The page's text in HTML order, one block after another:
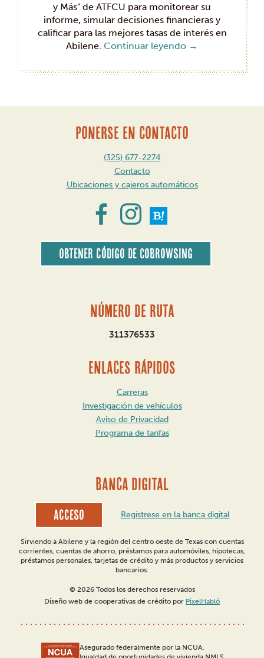
y Más" de ATFCU para monitorear su
informe, simular decisiones financieras y
calificar para las mejores tasas de interés en
Abilene. Continuar leyendo →
PONERSE EN CONTACTO
(325) 677-2274
Contacto
Ubicaciones y cajeros automáticos
Obtener código de CoBrowsing
Número de ruta
311376533
ENLACES RÁPIDOS
Carreras
Investigación de vehículos
Aviso de Privacidad
Programa de tarifas
BANCA DIGITAL
Acceso Regístrese en la banca digital
Sirviendo a Abilene y la región del centro oeste de Texas con cuentas
corrientes, cuentas de ahorro, préstamos para automóviles, hipotecas,
préstamos personales, tarjetas de crédito y más productos y servicios
bancarios.
© 2026 Todos los derechos reservados
Diseño web de cooperativas de crédito por PixelHabló
Asegurado federalmente por la NCUA.